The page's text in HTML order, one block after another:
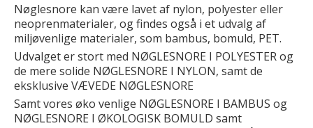
Nøglesnore kan være lavet af nylon, polyester eller
neoprenmaterialer, og findes også i et udvalg af
miljøvenlige materialer, som bambus, bomuld, PET.
Udvalget er stort med NØGLESNORE I POLYESTER og
de mere solide NØGLESNORE I NYLON, samt de
eksklusive VÆVEDE NØGLESNORE
Samt vores øko venlige NØGLESNORE I BAMBUS og
NØGLESNORE I ØKOLOGISK BOMULD samt